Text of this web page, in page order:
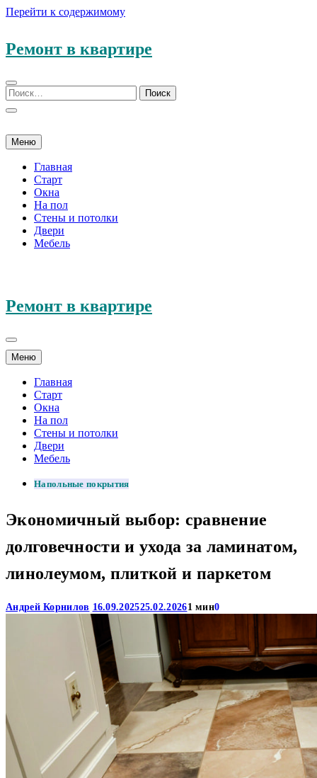
Перейти к содержимому
Ремонт в квартире
Меню
Главная
Старт
Окна
На пол
Стены и потолки
Двери
Мебель
Ремонт в квартире
Меню
Главная
Старт
Окна
На пол
Стены и потолки
Двери
Мебель
Напольные покрытия
Экономичный выбор: сравнение
долговечности и ухода за ламинатом,
линолеумом, плиткой и паркетом
Андрей Корнилов 16.09.202525.02.20261 мин0